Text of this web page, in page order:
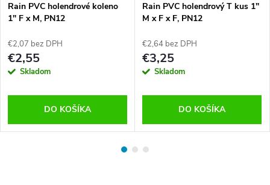
Rain PVC holendrové koleno
1" F x M, PN12
€2,07 bez DPH
€2,55
Skladom
DO KOŠÍKA
Rain PVC holendrový T kus 1"
M x F x F, PN12
€2,64 bez DPH
€3,25
Skladom
DO KOŠÍKA